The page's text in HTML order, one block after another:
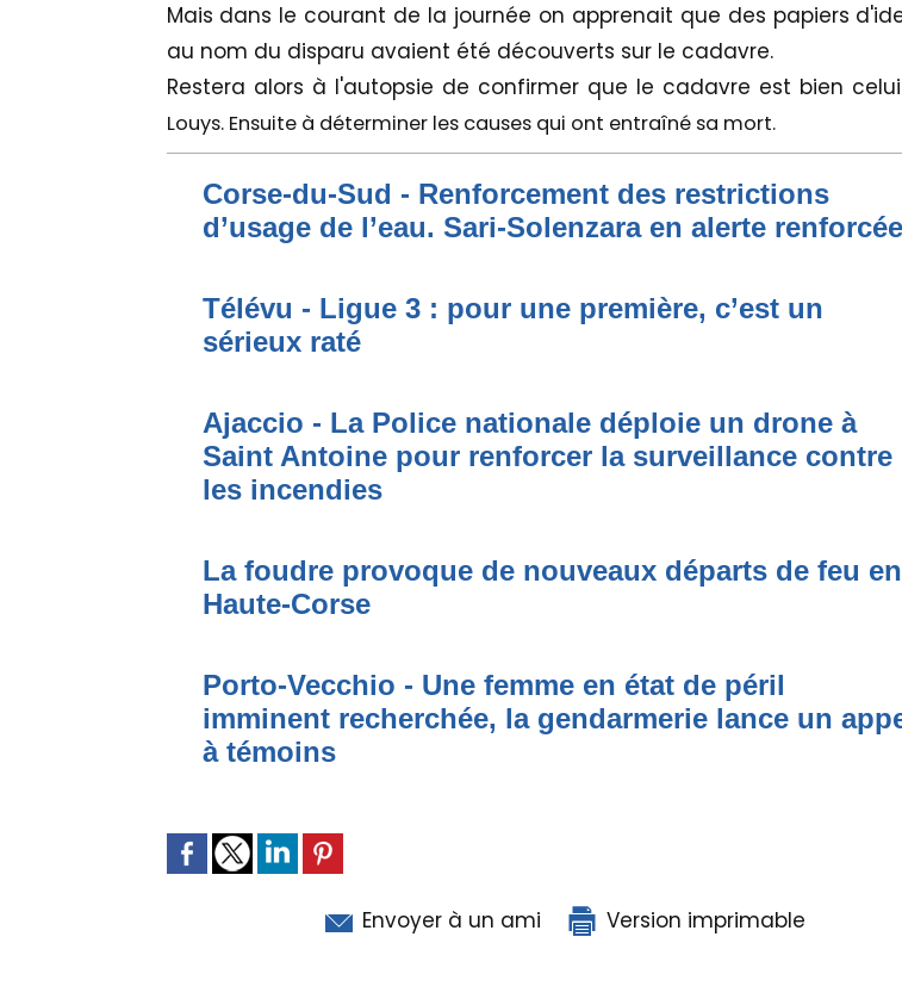
Mais dans le courant de la journée on apprenait que des papiers
au nom du disparu avaient été découverts sur le cadavre.
Restera alors à l'autopsie de confirmer que le cadavre est bien celui
Louys. Ensuite à déterminer les causes qui ont entraîné sa mort.
Corse-du-Sud - Renforcement des restrictions
d’usage de l’eau. Sari-Solenzara en alerte renforcée
Télévu - Ligue 3 : pour une première, c’est un
sérieux raté
Ajaccio - La Police nationale déploie un drone à
Saint Antoine pour renforcer la surveillance contre
les incendies
La foudre provoque de nouveaux départs de feu en
Haute-Corse
Porto-Vecchio - Une femme en état de péril
imminent recherchée, la gendarmerie lance un
à témoins
Envoyer à un ami Version imprimable